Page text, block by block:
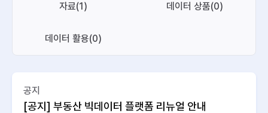
자료(1) 데이터 상품(0)
데이터 활용(0)
공지
[공지] 부동산 빅데이터 플랫폼 리뉴얼 안내